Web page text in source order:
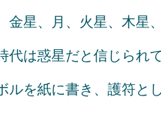
金星、月、火星、木星
代は惑星だと信じられ
ルを紙に書き、護符と